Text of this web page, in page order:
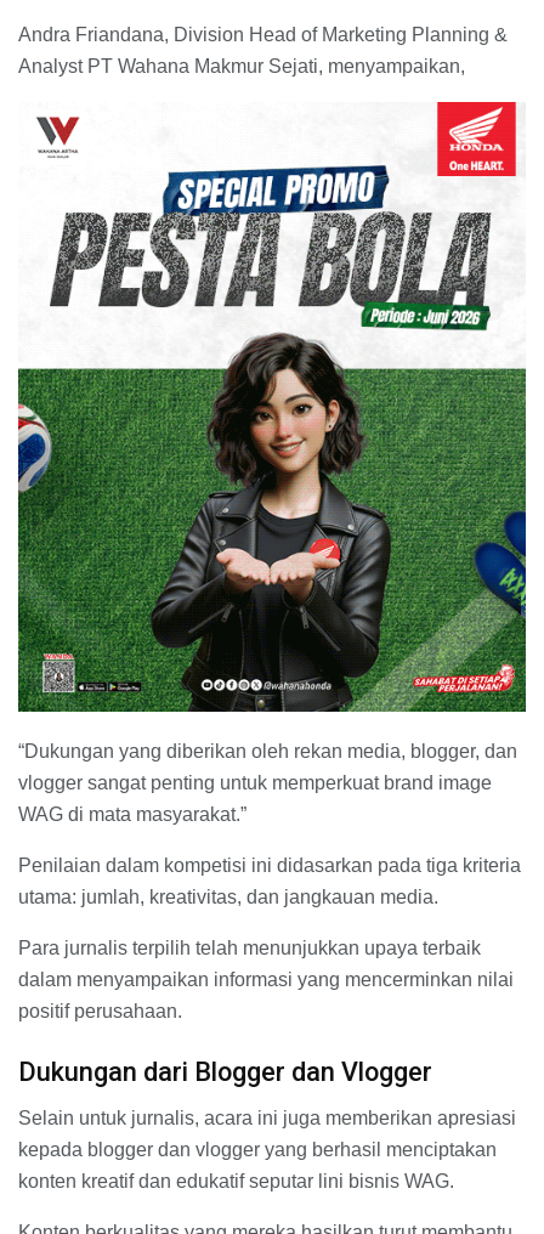
Andra Friandana, Division Head of Marketing Planning &
Analyst PT Wahana Makmur Sejati, menyampaikan,
“Dukungan yang diberikan oleh rekan media, blogger, dan
vlogger sangat penting untuk memperkuat brand image
WAG di mata masyarakat.”
Penilaian dalam kompetisi ini didasarkan pada tiga kriteria
utama: jumlah, kreativitas, dan jangkauan media.
Para jurnalis terpilih telah menunjukkan upaya terbaik
dalam menyampaikan informasi yang mencerminkan nilai
positif perusahaan.
Dukungan dari Blogger dan Vlogger
Selain untuk jurnalis, acara ini juga memberikan apresiasi
kepada blogger dan vlogger yang berhasil menciptakan
konten kreatif dan edukatif seputar lini bisnis WAG.